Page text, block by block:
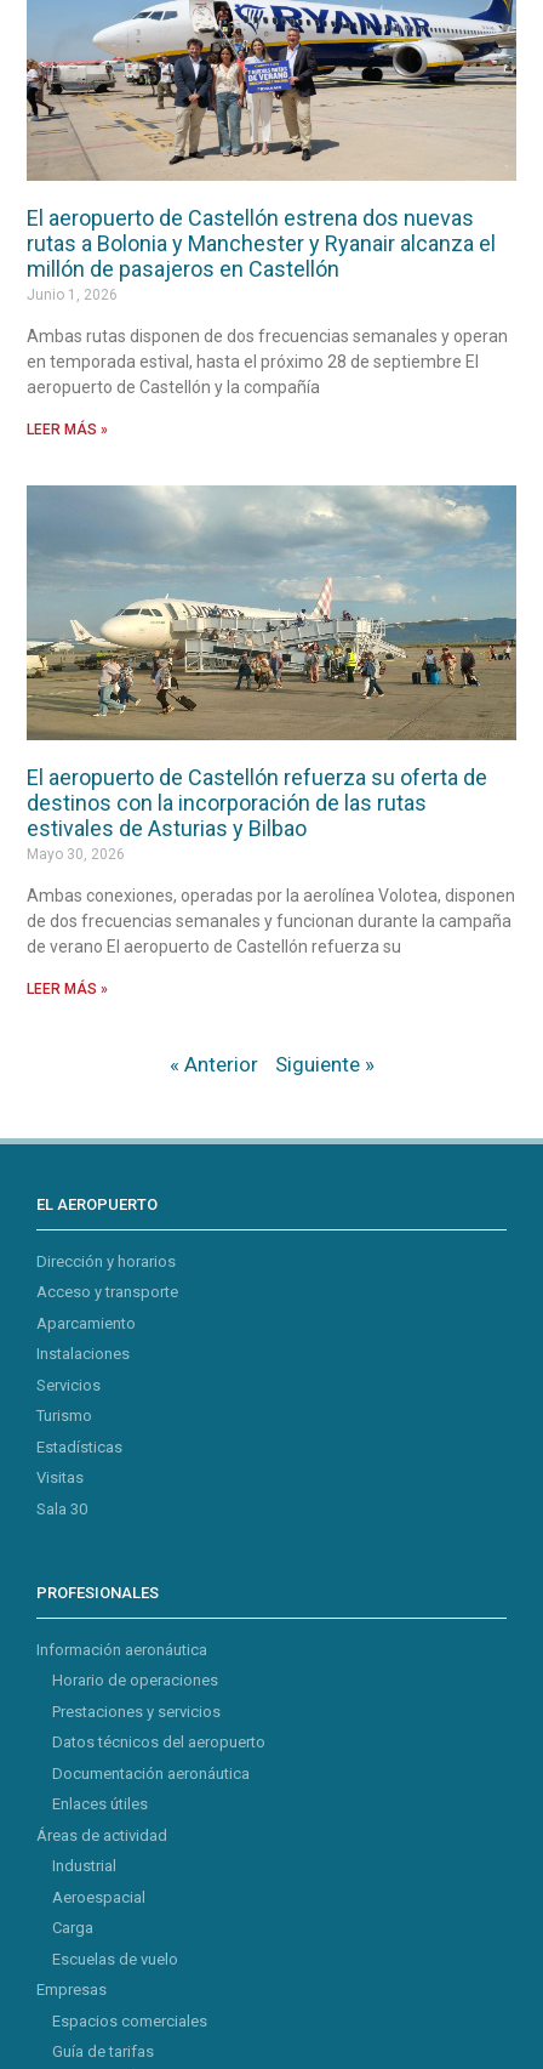
El aeropuerto de Castellón estrena dos nuevas
rutas a Bolonia y Manchester y Ryanair alcanza el
millón de pasajeros en Castellón
Junio 1, 2026
Ambas rutas disponen de dos frecuencias semanales y operan
en temporada estival, hasta el próximo 28 de septiembre El
aeropuerto de Castellón y la compañía
LEER MÁS »
El aeropuerto de Castellón refuerza su oferta de
destinos con la incorporación de las rutas
estivales de Asturias y Bilbao
Mayo 30, 2026
Ambas conexiones, operadas por la aerolínea Volotea, disponen
de dos frecuencias semanales y funcionan durante la campaña
de verano El aeropuerto de Castellón refuerza su
LEER MÁS »
« Anterior Siguiente »
EL AEROPUERTO
Dirección y horarios
Acceso y transporte
Aparcamiento
Instalaciones
Servicios
Turismo
Estadísticas
Visitas
Sala 30
PROFESIONALES
Información aeronáutica
Horario de operaciones
Prestaciones y servicios
Datos técnicos del aeropuerto
Documentación aeronáutica
Enlaces útiles
Áreas de actividad
Industrial
Aeroespacial
Carga
Escuelas de vuelo
Empresas
Espacios comerciales
Guía de tarifas